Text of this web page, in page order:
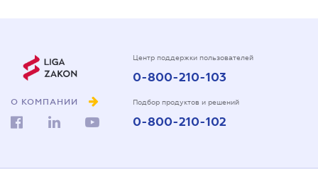
О КОМПАНИИ
Центр поддержки пользователей
0-800-210-103
Подбор продуктов и решений
0-800-210-102